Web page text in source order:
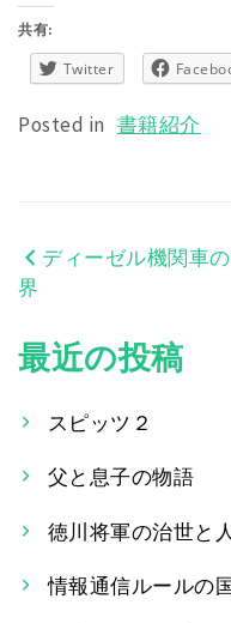
共有:
Twitter
Posted in 書籍紹介
投
ナ
ビ
シ
ョ
ディーゼル機関車
界
最近の投稿
スピッツ２
父と息子の物語
徳川将軍の治世と
情報通信ルールの